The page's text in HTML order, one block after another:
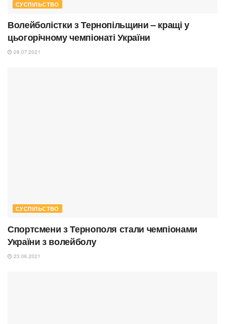
СУСПІЛЬСТВО
Волейболістки з Тернопільщини – кращі у
цьогорічному чемпіонаті України
28.07.2021
СУСПІЛЬСТВО
Спортсмени з Тернополя стали чемпіонами
України з волейболу
23.06.2021